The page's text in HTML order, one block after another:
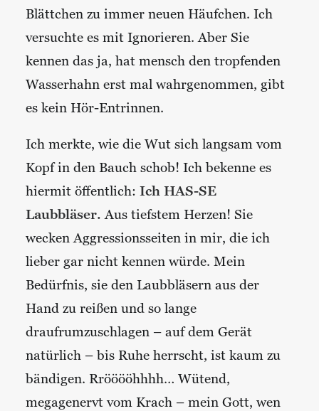
Blättchen zu immer neuen Häufchen. Ich
versuchte es mit Ignorieren. Aber Sie
kennen das ja, hat mensch den tropfenden
Wasserhahn erst mal wahrgenommen, gibt
es kein Hör-Entrinnen.
Ich merkte, wie die Wut sich langsam vom
Kopf in den Bauch schob! Ich bekenne es
hiermit öffentlich: Ich HAS-SE
Laubbläser. Aus tiefstem Herzen! Sie
wecken Aggressionsseiten in mir, die ich
lieber gar nicht kennen würde. Mein
Bedürfnis, sie den Laubbläsern aus der
Hand zu reißen und so lange
draufrumzuschlagen – auf dem Gerät
natürlich – bis Ruhe herrscht, ist kaum zu
bändigen. Rrööööhhhh… Wütend,
megagenervt vom Krach – mein Gott, wen